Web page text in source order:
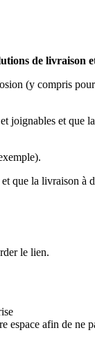
de livraison
(y compris
et
que la livraison à
le lien.
afin de ne